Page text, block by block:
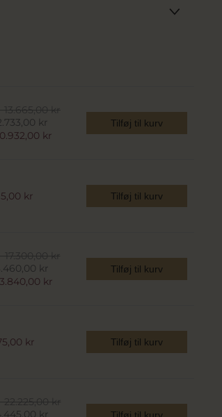
kr
kr
kr
Tilføj til kurv
kr Tilføj til kurv
17.300,00 kr
kr
kr
Tilføj til kurv
kr Tilføj til kurv
kr
kr